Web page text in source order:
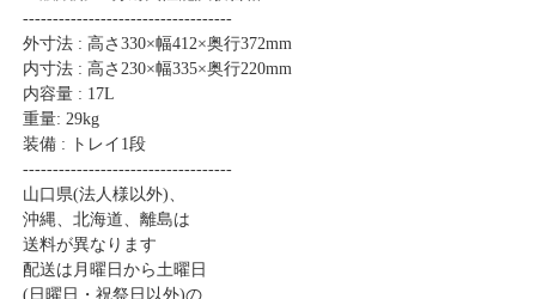
-----------------------------------
外寸法 : 高さ330×幅412×奥行372mm
内寸法 : 高さ230×幅335×奥行220mm
内容量 : 17L
重量: 29kg
装備 : トレイ1段
-----------------------------------
山口県(法人様以外)、
沖縄、北海道、離島は
送料が異なります
配送は月曜日から土曜日
(日曜日・祝祭日以外)の